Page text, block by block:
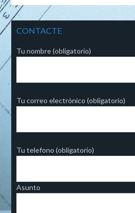
CONTACTE
Tu nombre (obligatorio)
Tu correo electrónico (obligatorio)
Tu telefono (obligatorio)
Asunto